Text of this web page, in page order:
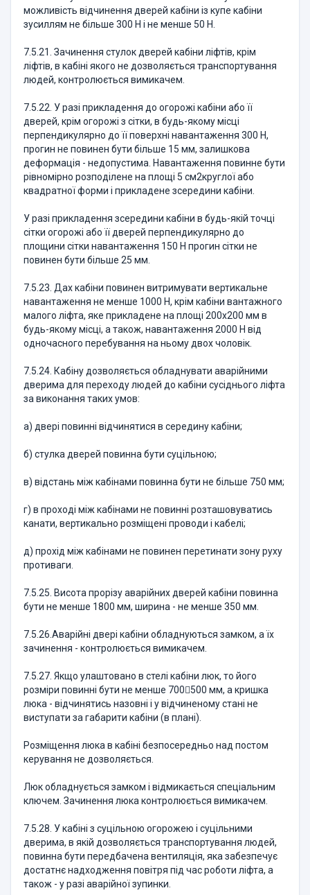
можливість відчинення дверей кабіни із купе кабіни
зусиллям не більше 300 Н і не менше 50 Н.
7.5.21. Зачинення стулок дверей кабіни ліфтів, крім
ліфтів, в кабіні якого не дозволяється транспортування
людей, контролюється вимикачем.
7.5.22. У разі прикладення до огорожі кабіни або її
дверей, крім огорожі з сітки, в будь-якому місці
перпендикулярно до її поверхні навантаження 300 Н,
прогин не повинен бути більше 15 мм, залишкова
деформація - недопустима. Навантаження повинне бути
рівномірно розподілене на площі 5 см2круглої або
квадратної форми і прикладене зсередини кабіни.
У разі прикладення зсередини кабіни в будь-якій точці
сітки огорожі або її дверей перпендикулярно до
площини сітки навантаження 150 Н прогин сітки не
повинен бути більше 25 мм.
7.5.23. Дах кабіни повинен витримувати вертикальне
навантаження не менше 1000 Н, крім кабіни вантажного
малого ліфта, яке прикладене на площі 200х200 мм в
будь-якому місці, а також, навантаження 2000 Н від
одночасного перебування на ньому двох чоловік.
7.5.24. Кабіну дозволяється обладнувати аварійними
дверима для переходу людей до кабіни сусіднього ліфта
за виконання таких умов:
а) двері повинні відчинятися в середину кабіни;
б) стулка дверей повинна бути суцільною;
в) відстань між кабінами повинна бути не більше 750 мм;
г) в проході між кабінами не повинні розташовуватись
канати, вертикально розміщені проводи і кабелі;
д) прохід між кабінами не повинен перетинати зону руху
противаги.
7.5.25. Висота прорізу аварійних дверей кабіни повинна
бути не менше 1800 мм, ширина - не менше 350 мм.
7.5.26.Аварійні двері кабіни обладнуються замком, а їх
зачинення - контролюється вимикачем.
7.5.27. Якщо улаштовано в стелі кабіни люк, то його
розміри повинні бути не менше 700500 мм, а кришка
люка - відчинятись назовні і у відчиненому стані не
виступати за габарити кабіни (в плані).
Розміщення люка в кабіні безпосередньо над постом
керування не дозволяється.
Люк обладнується замком і відмикається спеціальним
ключем. Зачинення люка контролюється вимикачем.
7.5.28. У кабіні з суцільною огорожею і суцільними
дверима, в якій дозволяється транспортування людей,
повинна бути передбачена вентиляція, яка забезпечує
достатнє надходження повітря під час роботи ліфта, а
також - у разі аварійної зупинки.